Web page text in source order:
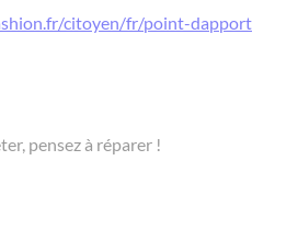
citoyen/fr/point-dapport
pensez à réparer !